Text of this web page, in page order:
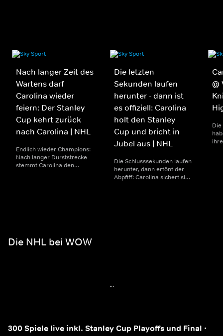
Nach langer Zeit des
Wartens darf
Carolina wieder
feiern: Der Stanley
Cup kehrt zurück
nach Carolina | NHL
Endlich wieder Champions:
Nach langer Durststrecke
stemmt Carolina den
Die letzten
Sekunden laufen
herunter - dann ist
es offiziell: Carolina
holt den Stanley
Cup und bricht in
Jubel aus | NHL
Die Schlusssekunden laufen
herunter, dann ertönt der
Abpfiff: Carolina sichert sich
@
300 Spiele live inkl. Stanley Cup Playoffs und Final ·
...
Die NHL bei WOW